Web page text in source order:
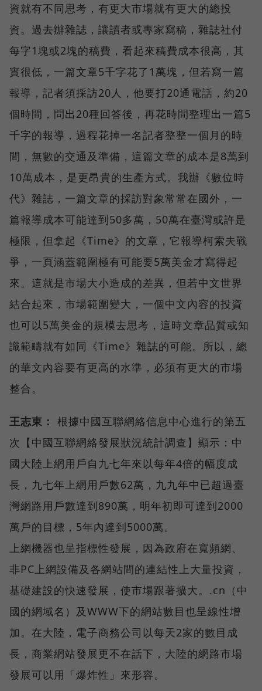
資就有不同思考，有更大市場就有更大的總投
資。過去辦雜誌，讓讀者或專家寫稿，雜誌社付
每字1塊或2塊的稿費，看起來稿費成本很高，其
實很低，一篇文章5千字花了1萬塊，但若寫一篇
報導，記者須採訪20人，他要打20通電話，約20
個時間，問出20種回答後，再花時間整理出一篇5
千字的報導，過程花掉一名記者整整一個月的時
間，無數的交通及準備，這篇文章的成本是8萬到
10萬成本，是更昂貴的生產方式。我辦《數位時
代》雜誌，一篇文章的採訪對象常常在國外，一
篇報導成本可能達到50多萬，50萬在臺灣或許是
極限，但拿起《Time》的文章，它報導柯索夫戰
爭，一頁涵蓋範圍極有可能要5萬美金才寫得起
來。這就是市場大小造成的差異，但若中文世界
結合起來，市場範圍變大，一個中文內容的投資
也可以5萬美金的規模去思考，這時文章品質或知
識範疇就有如同《Time》雜誌的可能。所以，總
的華文內容要有更高的水準，必須有更大的市場
整合。
王志東： 根據中國互聯網絡信息中心進行的第五
次【中國互聯網絡發展狀況統計調查】顯示：中
國大陸上網用戶自九七年來以每年4倍的幅度成
長，九七年上網用戶數62萬，九九年中已超過臺
灣網路用戶數達到890萬，明年初即可達到2000
萬戶的目標，5年內達到5000萬。
上網機器也呈指標性發展，因為政府在寬頻網、
非PC上網設備及各網站間的連結性上大量投資，
基礎建設的快速發展，使市場跟著擴大。.cn（中
國的網域名）及WWW下的網站數目也呈線性增
加。在大陸，電子商務公司以每天2家的數目成
長，商業網站發展更不在話下，大陸的網路市場
發展可以用「爆炸性」來形容。